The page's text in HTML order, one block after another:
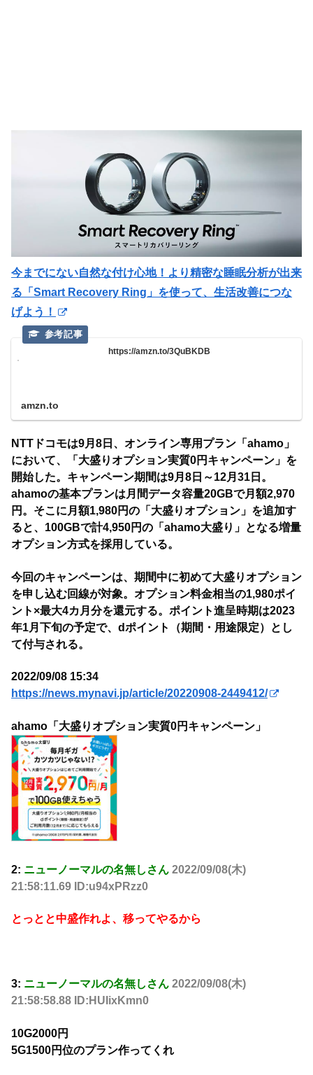
今までにない自然な付け心地！より精密な睡眠分析が出来
る「Smart Recovery Ring」を使って、生活改善につな
げよう！
https://amzn.to/3QuBKDB
amzn.to
NTTドコモは9月8日、オンライン専用プラン「ahamo」
において、「大盛りオプション実質0円キャンペーン」を
開始した。キャンペーン期間は9月8日～12月31日。
ahamoの基本プランは月間データ容量20GBで月額2,970
円。そこに月額1,980円の「大盛りオプション」を追加す
ると、100GBで計4,950円の「ahamo大盛り」となる増量
オプション方式を採用している。
今回のキャンペーンは、期間中に初めて大盛りオプション
を申し込む回線が対象。オプション料金相当の1,980ポイ
ント×最大4カ月分を還元する。ポイント進呈時期は2023
年1月下旬の予定で、dポイント（期間・用途限定）とし
て付与される。
2022/09/08 15:34
https://news.mynavi.jp/article/20220908-2449412/
ahamo「大盛りオプション実質0円キャンペーン」
2: ニューノーマルの名無しさん 2022/09/08(木)
21:58:11.69 ID:u94xPRzz0
とっとと中盛作れよ、移ってやるから
3: ニューノーマルの名無しさん 2022/09/08(木)
21:58:58.88 ID:HUIixKmn0
10G2000円
5G1500円位のプラン作ってくれ